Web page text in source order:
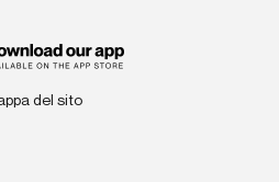
del sito